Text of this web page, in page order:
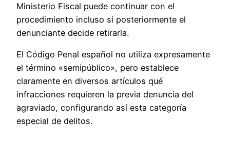
Ministerio Fiscal puede continuar con el
procedimiento incluso si posteriormente el
denunciante decide retirarla.
El Código Penal español no utiliza expresamente
el término «semipúblico», pero establece
claramente en diversos artículos qué
infracciones requieren la previa denuncia del
agraviado, configurando así esta categoría
especial de delitos.